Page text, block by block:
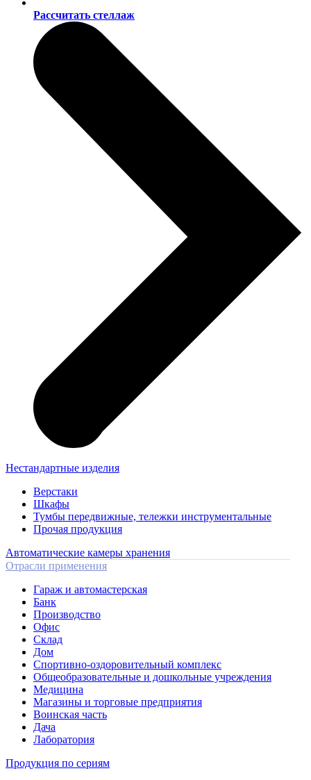
Рассчитать стеллаж
Нестандартные изделия
Верстаки
Шкафы
Тумбы передвижные, тележки инструментальные
Прочая продукция
Автоматические камеры хранения
Отрасли применения
Гараж и автомастерская
Банк
Производство
Офис
Склад
Дом
Спортивно-оздоровительный комплекс
Общеобразовательные и дошкольные учреждения
Медицина
Магазины и торговые предприятия
Воинская часть
Дача
Лаборатория
Продукция по сериям